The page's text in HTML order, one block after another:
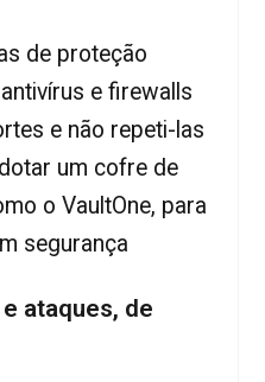
de proteção
e firewalls
e não repeti-las
um cofre de
o VaultOne, para
segurança
ataques, de